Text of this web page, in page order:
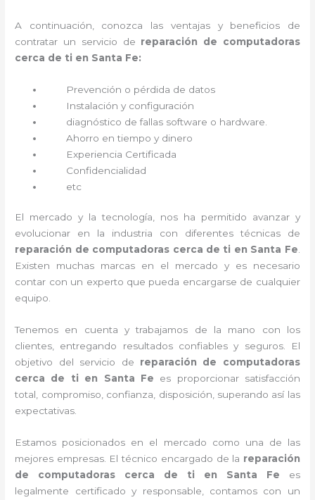
A continuación, conozca las ventajas y beneficios de
contratar un servicio de reparación de computadoras
cerca de ti en Santa Fe:
Prevención o pérdida de datos
Instalación y configuración
diagnóstico de fallas software o hardware
Ahorro en tiempo y dinero
Experiencia Certificada
Confidencialidad
etc
El mercado y la tecnología, nos ha permitido avanzar y
evolucionar en la industria con diferentes técnicas de
reparación de computadoras cerca de ti en Santa Fe
Existen muchas marcas en el mercado y es necesario
contar con un experto que pueda encargarse de cualquier
equipo.
Tenemos en cuenta y trabajamos de la mano con los
clientes, entregando resultados confiables y seguros. El
objetivo del servicio de reparación de computadoras
cerca de ti en Santa Fe es proporcionar satisfacción
total, compromiso, confianza, disposición, superando así las
expectativas.
Estamos posicionados en el mercado como una de las
mejores empresas. El técnico encargado de la reparación
de computadoras cerca de ti en Santa Fe es
legalmente certificado y responsable, contamos con un